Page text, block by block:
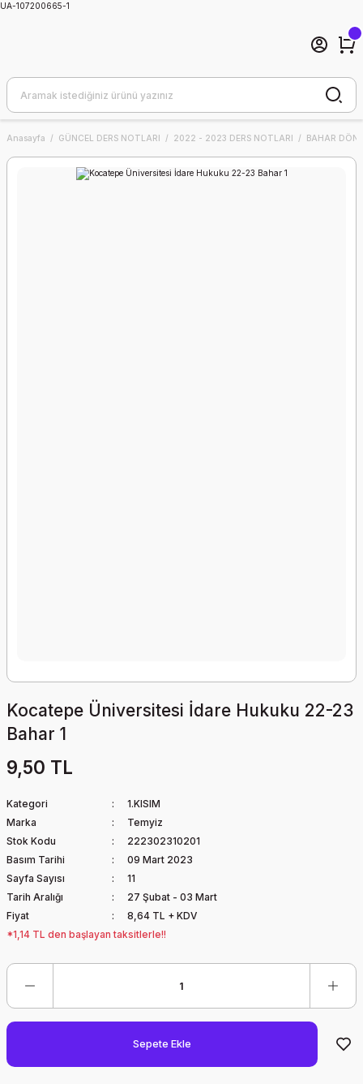
UA-107200665-1
Anasayfa GÜNCEL DERS NOTLARI 2022 - 2023 DERS NOTLARI BAHAR
Kocatepe Üniversitesi İdare Hukuku 22-23
Bahar 1
9,50 TL
Kategori
1.KISIM
Marka
Temyiz
Stok Kodu
222302310201
Basım Tarihi
09 Mart 2023
Sayfa Sayısı
11
Tarih Aralığı
27 Şubat - 03 Mart
Fiyat
8,64 TL + KDV
*1,14 TL den başlayan taksitlerle!!
Sepete Ekle